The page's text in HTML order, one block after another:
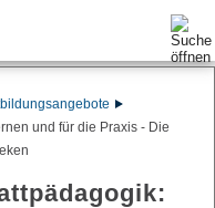
und für die Praxis - Die